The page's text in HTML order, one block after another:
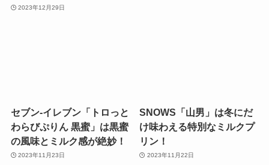
2023年12月29日
セブン-イレブン「トロっと
わらびぷりん 黒蜜」は黒蜜
の風味とミルク感が絶妙！
2023年11月23日
SNOWS「山男」は冬にだ
け味わえる特別なミルクプ
リン！
2023年11月22日